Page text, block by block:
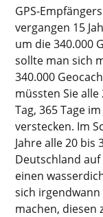
GPS-
vergangen 15
um die 340.000
sollte man sich
340.000
müssten Sie
Tag, 365 Tage
verstecken. Im
Jahre alle 20 bis
Deutschland
einen
sich
machen, diesen